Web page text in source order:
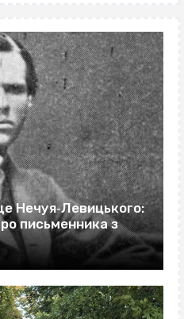
Нечуя‐Левицького:
письменника з